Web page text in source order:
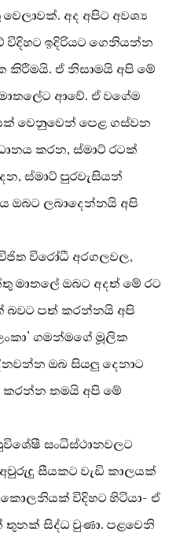
අද අපිට අවශ්‍ය
විදිහට ඉදිරියට ගෙනියන්න
කිරීමයි. ඒ නිසාමයි අපි මේ
ආවේ. ඒ වගේම
වෙනුවෙන් පෙළ ගස්වන
කරන, ස්මාට් රටක්
ස්මාට් පුරවැසියන්
ඔබට ලබාදෙන්නයි අපි
විරෝධී අරගලවල,
ඔබට අදත් මේ රට
බවට පත් කරන්නයි අපි
ගමන්මගේ මූලික
ඔබ සියලු දෙනාට
කරන්න තමයි අපි මේ
සංධිස්ථානවලට
සීයකට වැඩි කාලයක්
කොලනියක් විදිහට හිටියා- ඒ
සිද්ධ වුණා. පළවෙනි